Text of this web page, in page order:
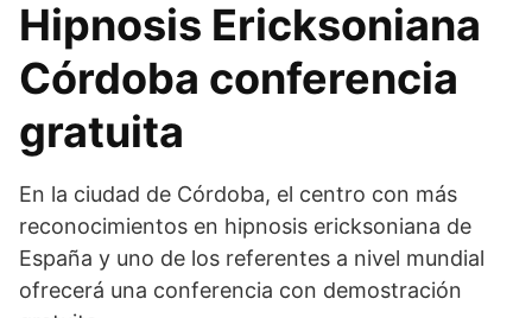
Hipnosis Ericksoniana
Córdoba conferencia
gratuita
En la ciudad de Córdoba, el centro con más
reconocimientos en hipnosis ericksoniana de
España y uno de los referentes a nivel mundial
ofrecerá una conferencia con demostración